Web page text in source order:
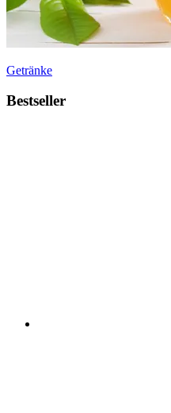
Getränke
Bestseller